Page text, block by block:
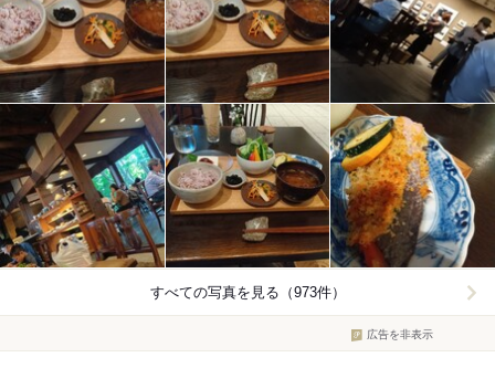
すべての写真を見る（973件）
広告を非表示